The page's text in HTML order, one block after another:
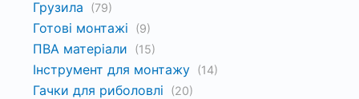
Грузила (79)
Готові монтажі (9)
ПВА матеріали (15)
Інструмент для монтажу (14)
Гачки для риболовлі (20)